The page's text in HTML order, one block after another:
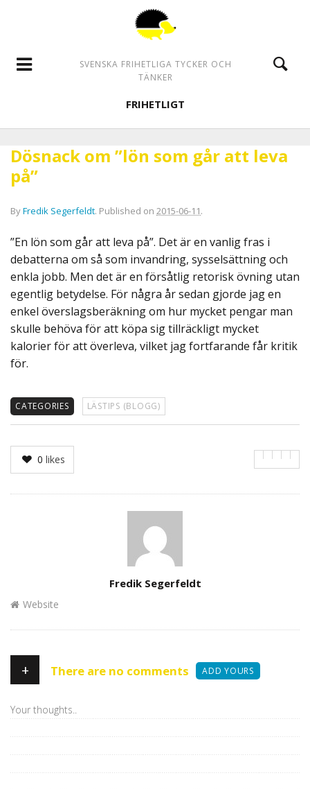
SVENSKA FRIHETLIGA TYCKER OCH
TÄNKER
FRIHETLIGT
Dösnack om ”lön som går att leva
på”
ByFredik Segerfeldt. Published on 2015-06-11.
”En lön som går att leva på”. Det är en vanlig fras i
debatterna om så som invandring, sysselsättning och
enkla jobb. Men det är en försåtlig retorisk övning utan
egentlig betydelse. För några år sedan gjorde jag en
enkel överslagsberäkning om hur mycket pengar man
skulle behöva för att köpa sig tillräckligt mycket
kalorier för att överleva, vilket jag fortfarande får kritik
för.
CATEGORIES LÄSTIPS (BLOGG)
0 likes
Fredik Segerfeldt
Website
+ There are no comments ADD YOURS